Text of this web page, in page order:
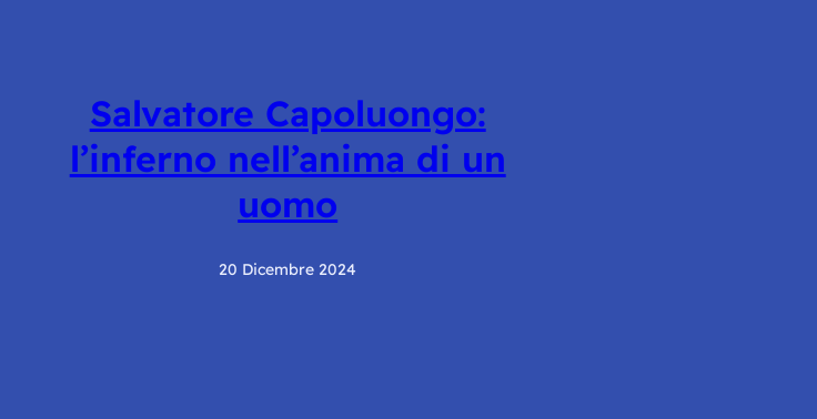
Salvatore Capoluongo:
l’inferno nell’anima di un
uomo
20 Dicembre 2024